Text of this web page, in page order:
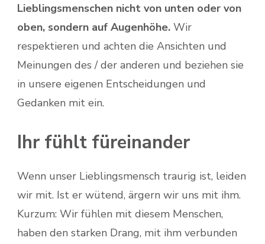
Lieblingsmenschen nicht von unten oder von
oben, sondern auf Augenhöhe. Wir
respektieren und achten die Ansichten und
Meinungen des / der anderen und beziehen sie
in unsere eigenen Entscheidungen und
Gedanken mit ein.
Ihr fühlt füreinander
Wenn unser Lieblingsmensch traurig ist, leiden
wir mit. Ist er wütend, ärgern wir uns mit ihm.
Kurzum: Wir fühlen mit diesem Menschen,
haben den starken Drang, mit ihm verbunden